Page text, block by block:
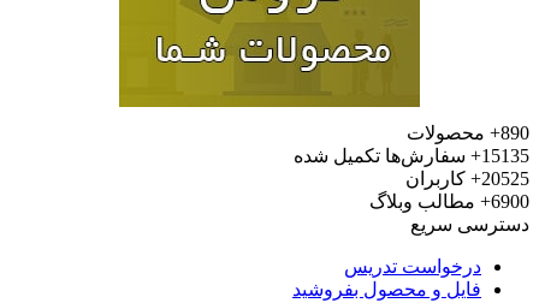
محصولات
سفارش‌ها تکمیل شده
کاربران
مطالب وبلاگ
سریع
درخواست تدریس
فایل و محصول بفروشید